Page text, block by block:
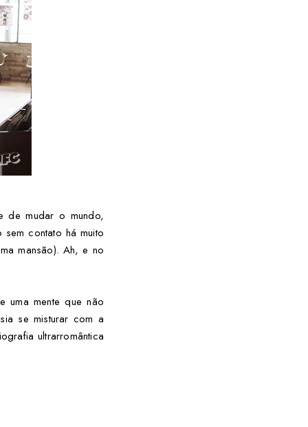
de mudar o mundo,
contato há muito
mansão). Ah, e no
uma mente que não
se misturar com a
ultrarromântica